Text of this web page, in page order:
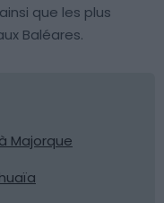
que les plus
Baléares.
Majorque